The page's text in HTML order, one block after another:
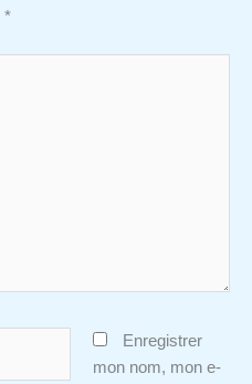
*
Enregistrer
mon nom, mon e-